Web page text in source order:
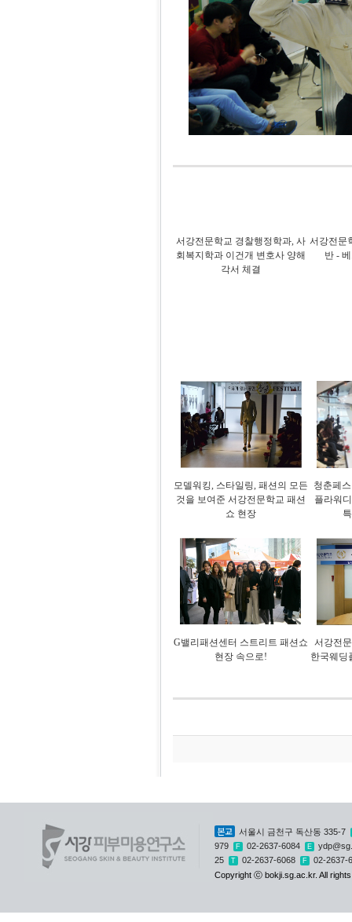
서강전문학교 경찰행정학과, 사
회복지학과 이건개 변호사 양해
각서 체결
서강전문
반 -
모델워킹, 스타일링, 패션의 모든
것을 보여준 서강전문학교 패션
쇼 현장
청춘페
플라워
G밸리패션센터 스트리트 패션쇼
현장 속으로!
서강전
한국웨딩
본교
서울시 금천구 독산동 335-7
979
F 02-2637-6084 E
25
T 02-2637-6068 F
02-2637-
Copyright ⓒ bokji.sg.ac.kr. All